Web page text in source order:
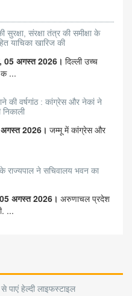
संरक्षा तंत्र की समीक्षा के
याचिका खारिज की
05 अगस्त 2026। दिल्ली उच्च
क ...
की वर्षगांठ : कांग्रेस और नेकां ने
निकाली
अगस्त 2026। जम्मू में कांग्रेस और
ने सचिवालय भवन का
05 अगस्त 2026। अरुणाचल प्रदेश
...
पाएं हेल्दी लाइफस्टाइल